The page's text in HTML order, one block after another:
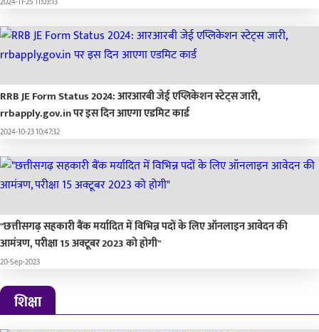
RRB JE Form Status 2024: आरआरबी जेई एप्लिकेशन स्टेट्स जारी,
rrbapply.gov.in पर इस दिन आएगा एडमिट कार्ड
2024-10-23 10:47:32
"छत्तीसगढ़ सहकारी बैंक मर्यादित में विभिन्न पदों के लिए ऑनलाइन आवेदन की
आमंत्रण, परीक्षा 15 अक्टूबर 2023 को होगी"
20-Sep-2023
शिक्षा